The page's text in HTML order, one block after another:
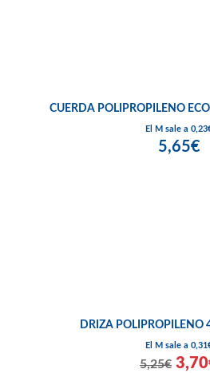
CUERDA POLIPROPILENO
El M sale a
5,65€
El M sale a
5,25€